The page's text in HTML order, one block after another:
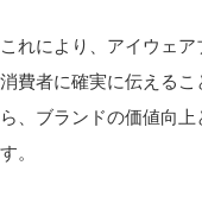
これにより、アイウェ
消費者に確実に伝える
ら、ブランドの価値向
す。